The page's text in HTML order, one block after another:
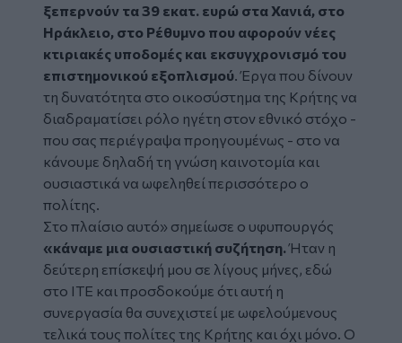
ξεπερνούν τα 39 εκατ. ευρώ στα Χανιά, στο
Ηράκλειο, στο Ρέθυμνο που αφορούν νέες
κτιριακές υποδομές και εκσυγχρονισμό του
επιστημονικού εξοπλισμού. Έργα που δίνουν
τη δυνατότητα στο οικοσύστημα της Κρήτης να
διαδραματίσει ρόλο ηγέτη στον εθνικό στόχο -
που σας περιέγραψα προηγουμένως - στο να
κάνουμε δηλαδή τη γνώση καινοτομία και
ουσιαστικά να ωφεληθεί περισσότερο ο
πολίτης.
Στο πλαίσιο αυτό» σημείωσε ο υφυπουργός
«κάναμε μια ουσιαστική συζήτηση.Ήταν η
δεύτερη επίσκεψή μου σε λίγους μήνες, εδώ
στο ΙΤΕ και προσδοκούμε ότι αυτή η
συνεργασία θα συνεχιστεί με ωφελούμενους
τελικά τους πολίτες της Κρήτης και όχι μόνο. Ο